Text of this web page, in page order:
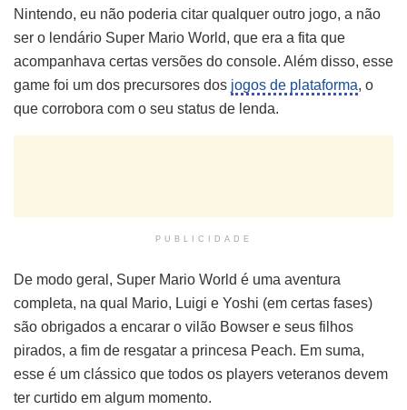
Nintendo, eu não poderia citar qualquer outro jogo, a não
ser o lendário Super Mario World, que era a fita que
acompanhava certas versões do console. Além disso, esse
game foi um dos precursores dos jogos de plataforma, o
que corrobora com o seu status de lenda.
PUBLICIDADE
De modo geral, Super Mario World é uma aventura
completa, na qual Mario, Luigi e Yoshi (em certas fases)
são obrigados a encarar o vilão Bowser e seus filhos
pirados, a fim de resgatar a princesa Peach. Em suma,
esse é um clássico que todos os players veteranos devem
ter curtido em algum momento.